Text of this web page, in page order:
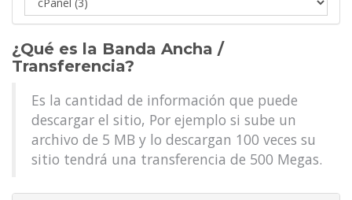
¿Qué es la Banda Ancha /
Transferencia?
Es la cantidad de información que puede
descargar el sitio, Por ejemplo si sube un
archivo de 5 MB y lo descargan 100 veces su
sitio tendrá una transferencia de 500 Megas.